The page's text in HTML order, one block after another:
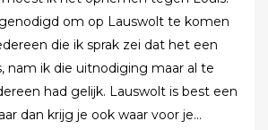
om op Lauswolt te komen
die ik sprak zei dat het een
nam ik die uitnodiging maar al te
had gelijk. Lauswolt is best een
dan krijg je ook waar voor je